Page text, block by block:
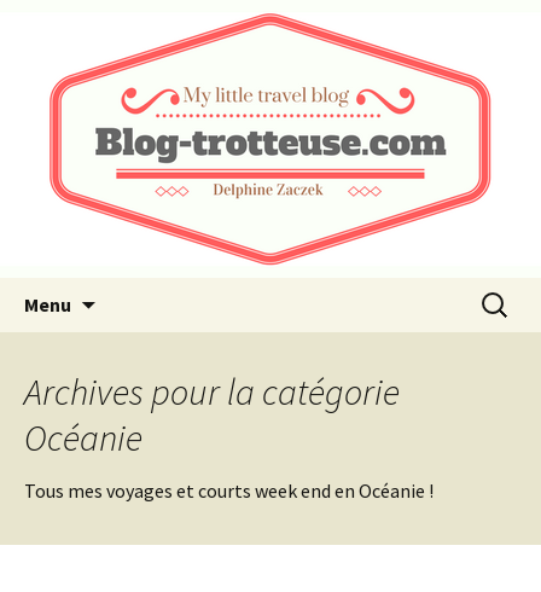
Blog-trotteuse.com
My little travel blog …
Menu
Archives pour la catégorie
Océanie
Tous mes voyages et courts week end en Océanie !